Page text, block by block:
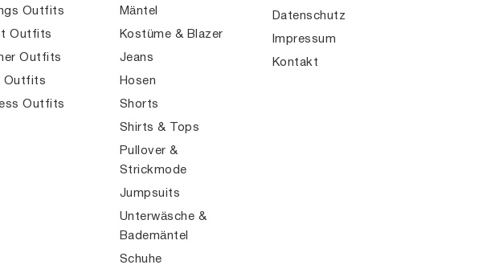
Outfits
Outfits
Outfits
Outfits
Outfits
Mäntel
Kostüme & Blazer
Jeans
Hosen
Shorts
Shirts & Tops
Pullover &
Strickmode
Jumpsuits
Unterwäsche &
Bademäntel
Schuhe
Datenschutz
Impressum
Kontakt